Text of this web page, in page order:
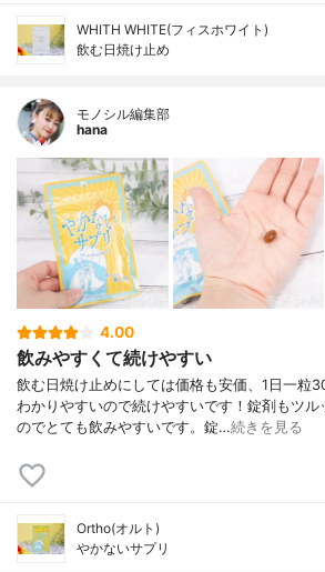
WHITH WHITE(フィスホワイト)
飲む日焼け止め
モノシル編集部
hana
4.00
飲みやすくて続けやすい
飲む日焼け止めにしては価格も安価、1日一粒
わかりやすいので続けやすいです！錠剤もツ
のでとても飲みやすいです。錠…続きを見る
Ortho(オルト)
やかないサプリ